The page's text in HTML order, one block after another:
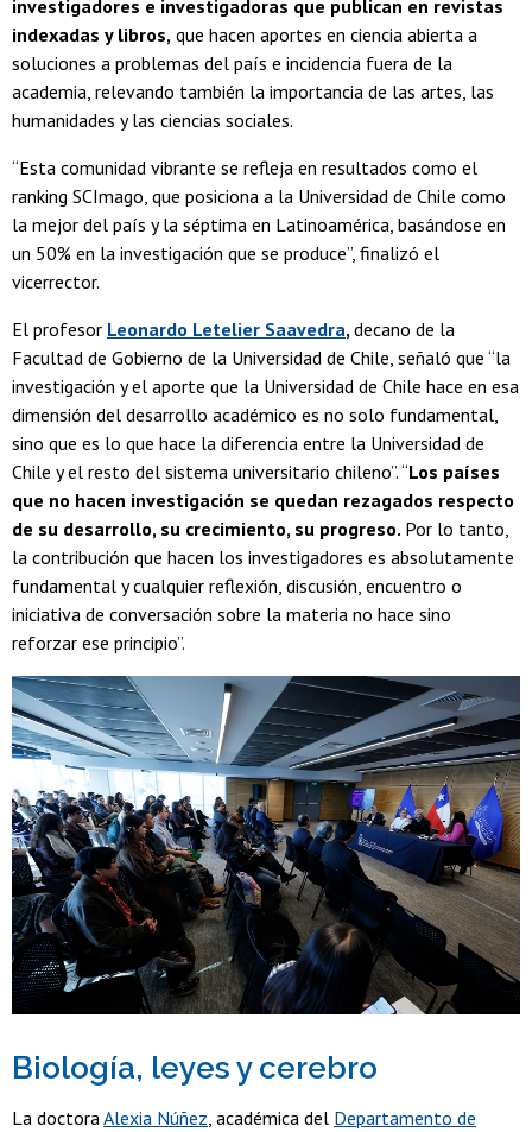
investigadores e investigadoras que publican en revistas
indexadas y libros, que hacen aportes en ciencia abierta a
soluciones a problemas del país e incidencia fuera de la
academia, relevando también la importancia de las artes, las
humanidades y las ciencias sociales.
“Esta comunidad vibrante se refleja en resultados como el
ranking SCImago, que posiciona a la Universidad de Chile como
la mejor del país y la séptima en Latinoamérica, basándose en
un 50% en la investigación que se produce”, finalizó el
vicerrector.
El profesor Leonardo Letelier Saavedra, decano de la
Facultad de Gobierno de la Universidad de Chile, señaló que “la
investigación y el aporte que la Universidad de Chile hace en esa
dimensión del desarrollo académico es no solo fundamental,
sino que es lo que hace la diferencia entre la Universidad de
Chile y el resto del sistema universitario chileno”. “Los países
que no hacen investigación se quedan rezagados respecto
de su desarrollo, su crecimiento, su progreso. Por lo tanto,
la contribución que hacen los investigadores es absolutamente
fundamental y cualquier reflexión, discusión, encuentro o
iniciativa de conversación sobre la materia no hace sino
reforzar ese principio”.
Biología, leyes y cerebro
La doctora Alexia Núñez , académica del Departamento de